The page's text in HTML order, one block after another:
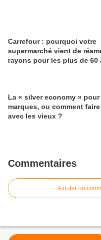
Carrefour : pourquoi votre
supermarché vient de
rayons pour les plus de 60
La « silver economy » pour
marques, ou comment
avec les vieux ?
Commentaires
Ajouter un